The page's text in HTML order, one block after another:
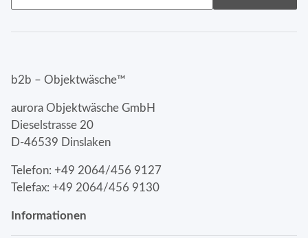
b2b – Objektwäsche™
aurora Objektwäsche GmbH
Dieselstrasse 20
D-46539 Dinslaken
Telefon: +49 2064/456 9127
Telefax: +49 2064/456 9130
Informationen